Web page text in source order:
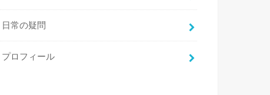
日常の疑問
プロフィール